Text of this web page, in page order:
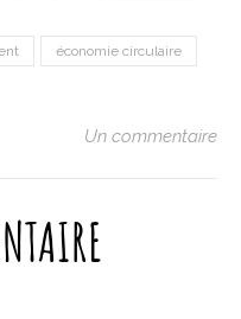
économie circulaire
Un commentaire